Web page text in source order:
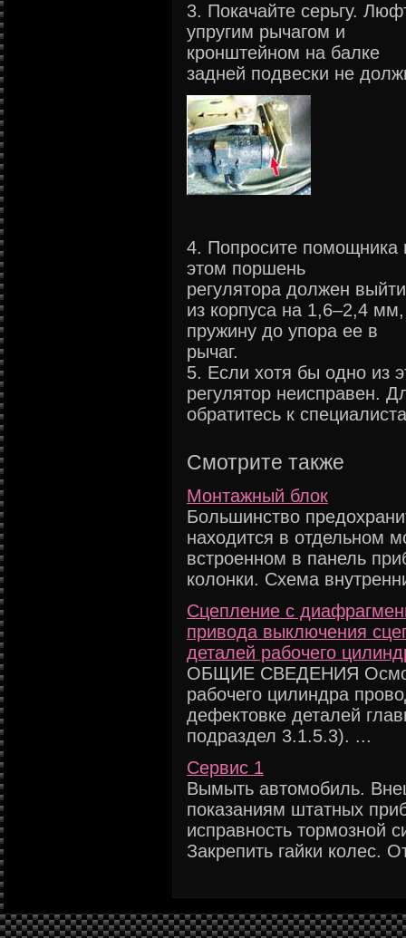
3. Покачайте серьгу.
упругим рычагом и
кронштейном на балке
задней подвески не
4. Попросите помощника
этом поршень
регулятора должен выйти
из корпуса на 1,6–2,4
пружину до упора ее в
рычаг.
5. Если хотя бы одно из
регулятор неисправен.
обратитесь к
Смотрите также
Монтажный блок
Большинство
находится в отдельном
встроенном в панель
колонки. Схема
Сцепление с
привода выключения
деталей рабочего
ОБЩИЕ СВЕДЕНИЯ
рабочего цилиндра
дефектовке деталей
подраздел 3.1.5.3). ...
Сервис 1
Вымыть автомобиль.
показаниям штатных
исправность тормозной
Закрепить гайки колес.